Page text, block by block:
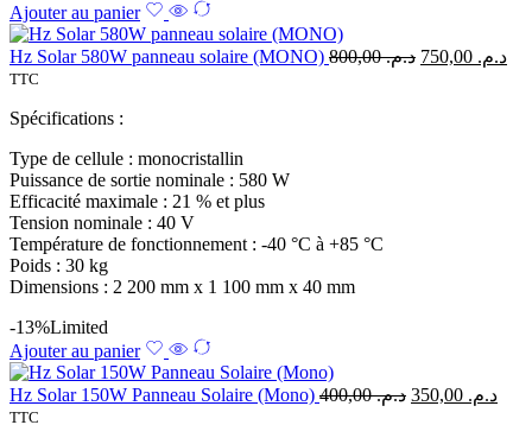
Ajouter au panier
Hz Solar 580W panneau solaire (MONO) د.م.800,00 د.م.
TTC
Spécifications :
Type de cellule : monocristallin
Puissance de sortie nominale : 580 W
Efficacité maximale : 21 % et plus
Tension nominale : 40 V
Température de fonctionnement : -40 °C à +85 °C
Poids : 30 kg
Dimensions : 2 200 mm x 1 100 mm x 40 mm
-13%Limited
Ajouter au panier
Hz Solar 150W Panneau Solaire (Mono) د.م.400,00 د.م.
TTC